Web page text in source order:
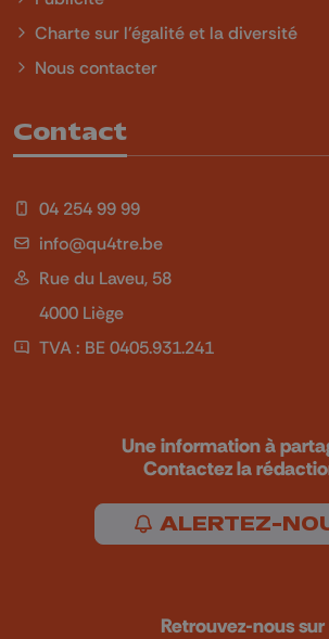
Charte sur l'égalité et la diversité
Nous contacter
Contact
04 254 99 99
info@qu4tre.be
Rue du Laveu, 58
4000 Liège
TVA : BE 0405.931.241
Une information à
Contactez la
ALERTEZ-
Retrouvez-nous sur